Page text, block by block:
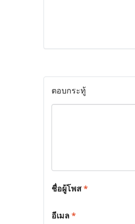
ตอบกระทู้
ชื่อผู้โพส*
อีเมล*